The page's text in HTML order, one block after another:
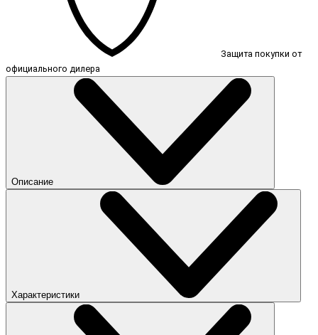
Защита покупки от
официального дилера
Описание
Характеристики